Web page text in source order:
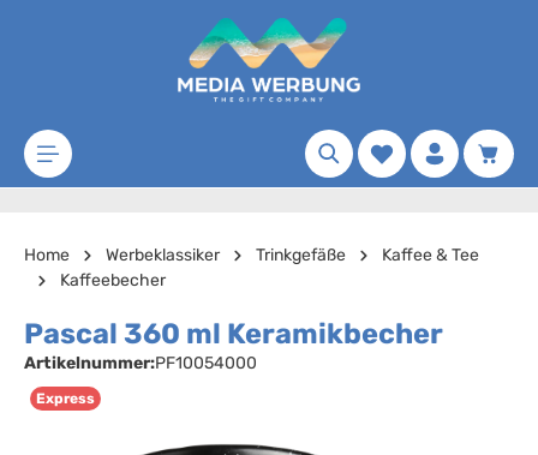
Zum Hauptinhalt springen
Merkzettel
Home Werbeklassiker Trinkgefäße
Kaffee & Tee
Kaffeebecher
Pascal 360 ml Keramikbecher
Artikelnummer:PF10054000
Express
Bildergalerie überspringen